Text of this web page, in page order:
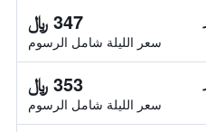
347 ﷼
سعر الليلة شامل الرسوم
353 ﷼
سعر الليلة شامل الرسوم